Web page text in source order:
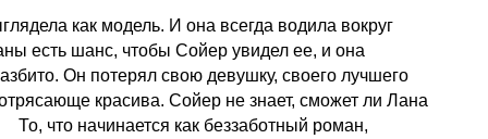
как модель. И она всегда водила вокруг
есть шанс, чтобы Сойер увидел ее, и она
Он потерял свою девушку, своего лучшего
красива. Сойер не знает, сможет ли Лана
что начинается как беззаботный роман,